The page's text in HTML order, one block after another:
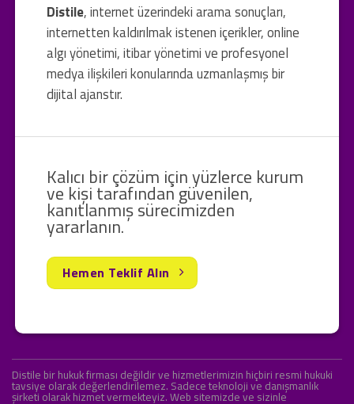
Distile, internet üzerindeki arama sonuçları,
internetten kaldırılmak istenen içerikler, online
algı yönetimi, itibar yönetimi ve profesyonel
medya ilişkileri konularında uzmanlaşmış bir
dijital ajanstır.
Kalıcı bir çözüm için yüzlerce kurum
ve kişi tarafından güvenilen,
kanıtlanmış sürecimizden
yararlanın.
Hemen Teklif Alın
Distile bir hukuk firması değildir ve hizmetlerimizin hiçbiri resmi hukuki
tavsiye olarak değerlendirilemez. Sadece teknoloji ve danışmanlık
şirketi olarak hizmet vermekteyiz. Web sitemizde ve sizinle